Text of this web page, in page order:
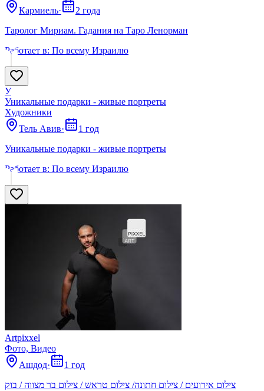
Кармиель·
2 года
Таролог Мириам. Гадания на Таро Ленорман
Работает в: По всему Израилю
У
Уникальные подарки - живые портреты
Художники
Тель Авив·
1 год
Уникальные подарки - живые портреты
Работает в: По всему Израилю
Аrtpixxel
Фото, Видео
Ашдод·
1 год
צילום אירועים / צילום חתונה/ צילום טראש / צילום בר מצווה / בוק